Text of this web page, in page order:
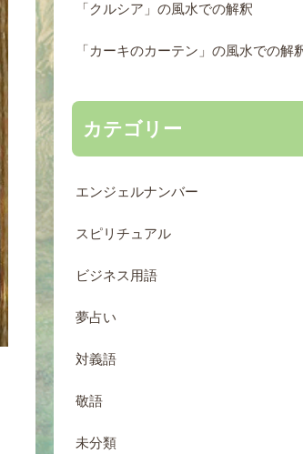
「クルシア」の風水での解釈
「カーキのカーテン」の風水での解
カテゴリー
エンジェルナンバー
スピリチュアル
ビジネス用語
夢占い
対義語
敬語
未分類